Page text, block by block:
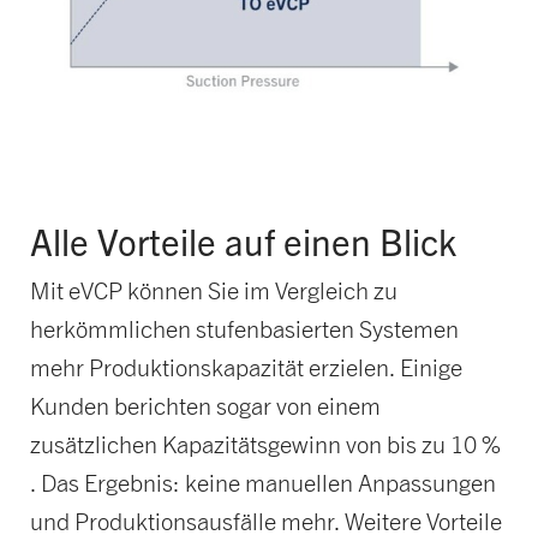
Alle Vorteile auf einen Blick
Mit eVCP können Sie im Vergleich zu
herkömmlichen stufenbasierten Systemen
mehr Produktionskapazität erzielen. Einige
Kunden berichten sogar von einem
zusätzlichen Kapazitätsgewinn von bis zu 10 %
. Das Ergebnis: keine manuellen Anpassungen
und Produktionsausfälle mehr. Weitere Vorteile